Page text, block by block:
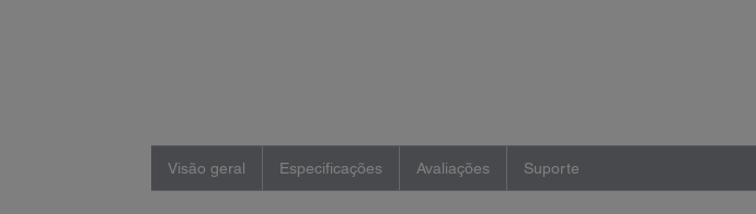
Visão geral Especificações Avaliações Suporte